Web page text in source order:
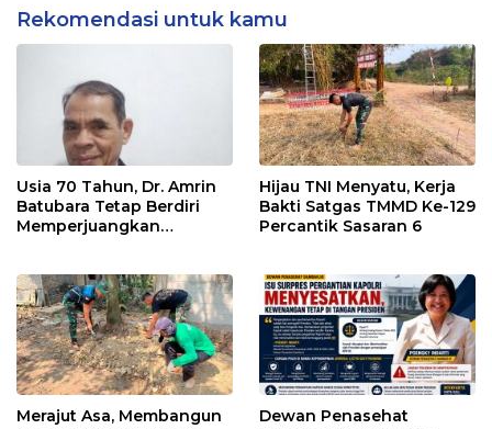
Rekomendasi untuk kamu
Usia 70 Tahun, Dr. Amrin
Batubara Tetap Berdiri
Memperjuangkan
Hijau TNI Menyatu, Kerja
Bakti Satgas TMMD Ke-129
Percantik Sasaran 6
Merajut Asa, Membangun
Dewan Penasehat